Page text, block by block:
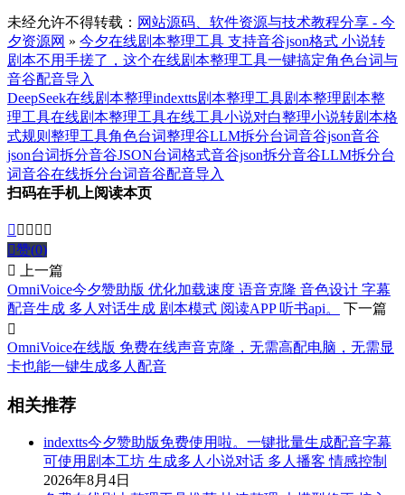
未经允许不得转载： 网站源码、软件资源与技术教程分享 - 今
夕资源网 » 今夕在线剧本整理工具 支持音谷json格式 小说转
剧本不用手搓了，这个在线剧本整理工具一键搞定角色台词与
音谷配音导入
DeepSeek在线剧本整理indextts剧本整理工具剧本整理剧本整
理工具在线剧本整理工具在线工具小说对白整理小说转剧本格
式规则整理工具角色台词整理谷LLM拆分台词音谷json音谷
json台词拆分音谷JSON台词格式音谷json拆分音谷LLM拆分台
词音谷在线拆分台词音谷配音导入
扫码在手机上阅读本页
    
赞(0)

上一篇
OmniVoice今夕赞助版 优化加载速度 语音克隆 音色设计 字幕
配音生成 多人对话生成 剧本模式 阅读APP 听书api。
下一篇

OmniVoice在线版 免费在线声音克隆，无需高配电脑，无需显
卡也能一键生成多人配音
相关推荐
indextts今夕赞助版免费使用啦。一键批量生成配音字幕
可使用剧本工坊 生成多人小说对话 多人播客 情感控制
2026年8月4日